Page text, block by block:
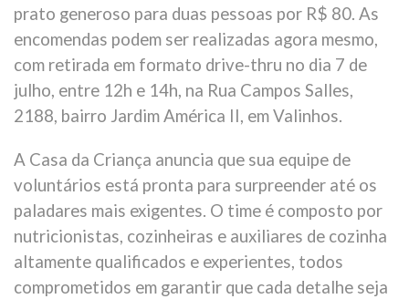
prato generoso para duas pessoas por R$ 80. As
encomendas podem ser realizadas agora mesmo,
com retirada em formato drive-thru no dia 7 de
julho, entre 12h e 14h, na Rua Campos Salles,
2188, bairro Jardim América II, em Valinhos.
A Casa da Criança anuncia que sua equipe de
voluntários está pronta para surpreender até os
paladares mais exigentes. O time é composto por
nutricionistas, cozinheiras e auxiliares de cozinha
altamente qualificados e experientes, todos
comprometidos em garantir que cada detalhe seja